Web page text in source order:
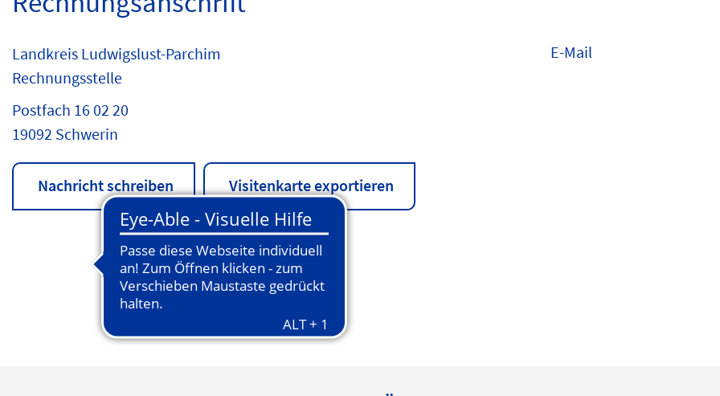
Landkreis Ludwigslust-Parchim
Rechnungsstelle
Postfach 16 02 20
19092 Schwerin
E-Mail
Nachricht schreiben Visitenkarte exportieren